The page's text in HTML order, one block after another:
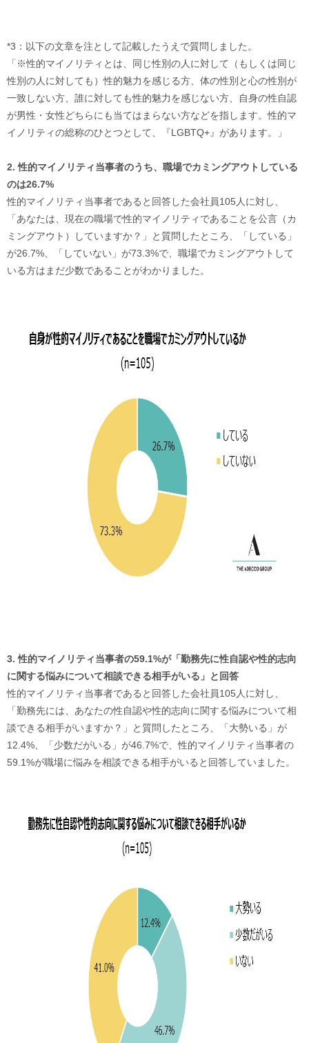
*3：以下の文章を注として記載したうえで質問しました。
「※性的マイノリティとは、同じ性別の人に対して（もしくは同じ
性別の人に対しても）性的魅力を感じる方、体の性別と心の性別が
一致しない方、誰に対しても性的魅力を感じない方、自身の性自認
が男性・女性どちらにも当てはまらない方などを指します。性的マ
イノリティの総称のひとつとして、『LGBTQ+』があります。」
2. 性的マイノリティ当事者のうち、職場でカミングアウトしている
のは26.7%
性的マイノリティ当事者であると回答した会社員105人に対し、
「あなたは、現在の職場で性的マイノリティであることを公言（カ
ミングアウト）していますか？」と質問したところ、「している」
が26.7%、「していない」が73.3%で、職場でカミングアウトして
いる方はまだ少数であることがわかりました。
3. 性的マイノリティ当事者の59.1%が「勤務先に性自認や性的志向
に関する悩みについて相談できる相手がいる」と回答
性的マイノリティ当事者であると回答した会社員105人に対し、
「勤務先には、あなたの性自認や性的志向に関する悩みについて相
談できる相手がいますか？」と質問したところ、「大勢いる」が
12.4%、「少数だがいる」が46.7%で、性的マイノリティ当事者の
59.1%が職場に悩みを相談できる相手がいると回答していました。